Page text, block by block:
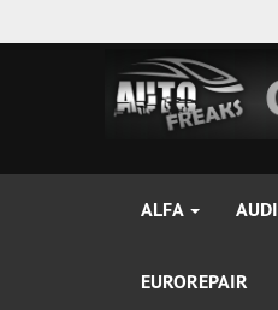
ALFA AUDI
EUROREPAIR